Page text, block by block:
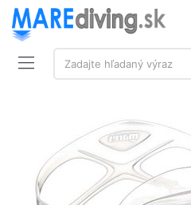
Vyhľadávanie:
Zadajte hľadaný výraz